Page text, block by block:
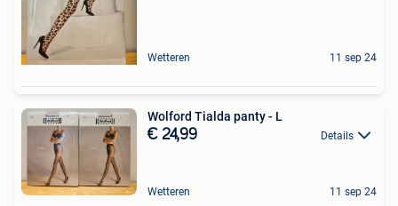
Wetteren 11 sep 24
Wolford Tialda panty - L
€ 24,99 Details
Wetteren 11 sep 24